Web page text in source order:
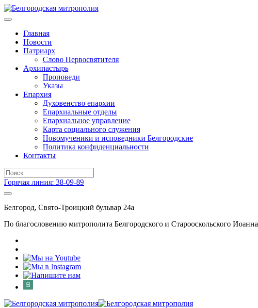
Главная
Новости
Патриарх
Слово Первосвятителя
Архипастырь
Проповеди
Указы
Епархия
Духовенство епархии
Епархиальные отделы
Епархиальное управление
Карта социального служения
Новомученики и исповедники Белгородские
Политика конфиденциальности
Контакты
Горячая линия: 38-09-89
Белгород, Свято-Троицкий бульвар 24а
По благословению митрополита Белгородского и Старооскольского Иоанна